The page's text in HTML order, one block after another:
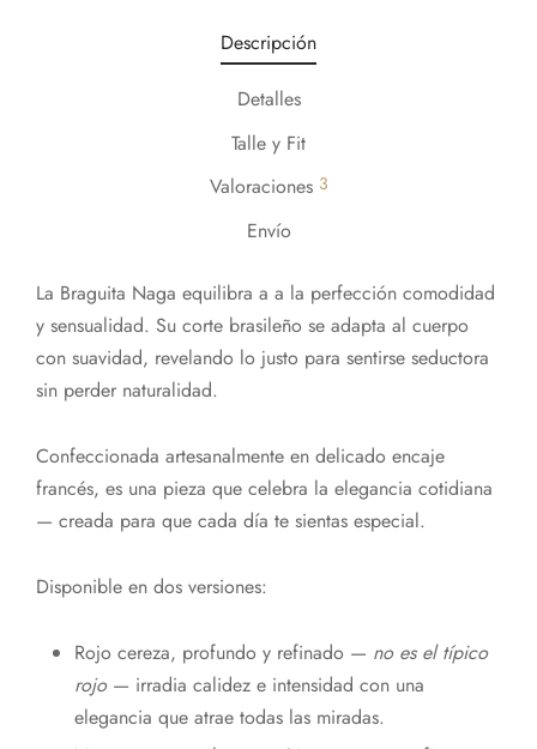
Descripción
Detalles
Talle y Fit
Valoraciones 3
Envío
La Braguita Naga equilibra a a la perfección comodidad
y sensualidad. Su corte brasileño se adapta al cuerpo
con suavidad, revelando lo justo para sentirse seductora
sin perder naturalidad.
Confeccionada artesanalmente en delicado encaje
francés, es una pieza que celebra la elegancia cotidiana
— creada para que cada día te sientas especial.
Disponible en dos versiones:
Rojo cereza, profundo y refinado — no es el típico
rojo— irradia calidez e intensidad con una
elegancia que atrae todas las miradas.